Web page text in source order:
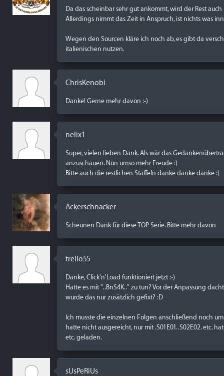
Da das scheinbar sehr gut ankommt, wird der Rest
Allerdings nimmt das Zeit in Anspruch, ist nichts was
Wegen den Sourcen kläre ich noch ab, es gibt da
italienischen nutzen.
ChrisKenobi
Danke! Gerne mehr davon :-)
nelix1
Super, vielen lieben Dank. Als wär das
anzuschauen. Nun umso mehr Freude :)
Bitte auch die restlichen Staffeln danke danke danke :)
Ackerschnacker
Scheunen Dank für diese TOP Serie. Bitte mehr davon
trello55
Danke, Click'n'Load funktioniert jetzt :-)
Hatte es mit "..BnS4K.." zu tun? Vor der Anpassung
wurde das nur zusätzlich gefixt? :D
Ich musste die einzelnen Folgen anschließend noch
hatte nicht ausgereicht, nur mit .S01E01. .S02E02. etc.
etc. geladen.
sUsPeRiUs